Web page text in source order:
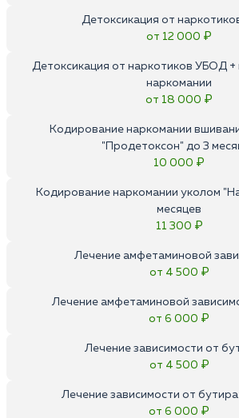
Детоксикация от
от 12 000 ₽
Детоксикация от наркотиков УБОД +
наркомании
от 18 000 ₽
Кодирование наркомании
"Продетоксон" до 3
10 000 ₽
Кодирование наркомании уколом
месяцев
11 300 ₽
Лечение амфетаминовой
от 4 500 ₽
Лечение амфетаминовой
от 6 000 ₽
Лечение зависимости от
от 4 500 ₽
Лечение зависимости от
от 6 000 ₽